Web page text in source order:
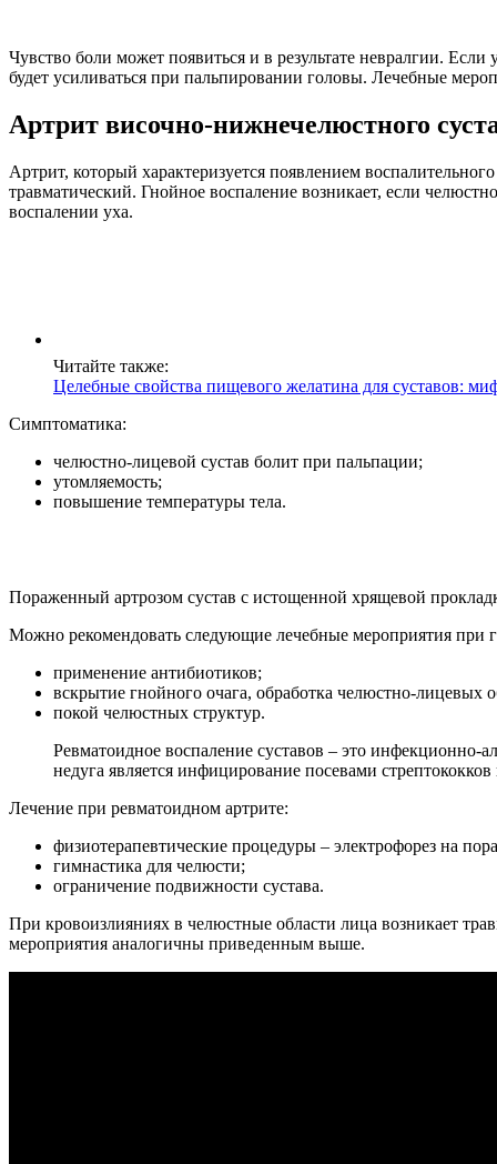
Чувство боли может появиться и в результате невралгии.
будет усиливаться при пальпировании головы. Лечебные
Артрит височно-нижнечелюстного
Артрит, который характеризуется появлением
травматический. Гнойное воспаление возникает, если
воспалении уха.
Читайте также:
Целебные свойства пищевого желатина для суставов:
Симптоматика:
челюстно-лицевой сустав болит при пальпации;
утомляемость;
повышение температуры тела.
Пораженный артрозом сустав с истощенной хрящевой
Можно рекомендовать следующие лечебные мероприятия при
применение антибиотиков;
вскрытие гнойного очага, обработка челюстно-лицевых
покой челюстных структур.
Ревматоидное воспаление суставов – это инфекционно-
недуга является инфицирование посевами
Лечение при ревматоидном артрите:
физиотерапевтические процедуры – электрофорез на
гимнастика для челюсти;
ограничение подвижности сустава.
При кровоизлияниях в челюстные области лица возникает
мероприятия аналогичны приведенным выше.